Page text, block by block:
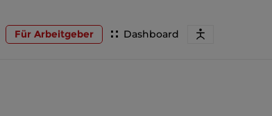
Dashboard
Für Arbeitgeber